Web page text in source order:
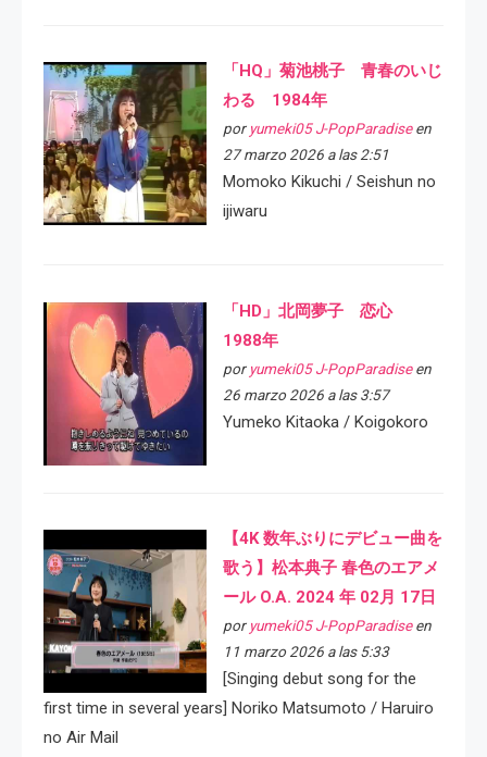
「HQ」菊池桃子 青春のいじ
わる 1984年
por yumeki05 J-PopParadiseen
27 marzo 2026 a las 2:51
Momoko Kikuchi / Seishun no
ijiwaru
「HD」北岡夢子 恋心
1988年
por yumeki05 J-PopParadiseen
26 marzo 2026 a las 3:57
Yumeko Kitaoka / Koigokoro
【4K 数年ぶりにデビュー曲を
歌う】松本典子 春色のエアメ
ール O.A. 2024 年 02月 17日
por yumeki05 J-PopParadiseen
11 marzo 2026 a las 5:33
[Singing debut song for the
first time in several years] Noriko Matsumoto / Haruiro
no Air Mail